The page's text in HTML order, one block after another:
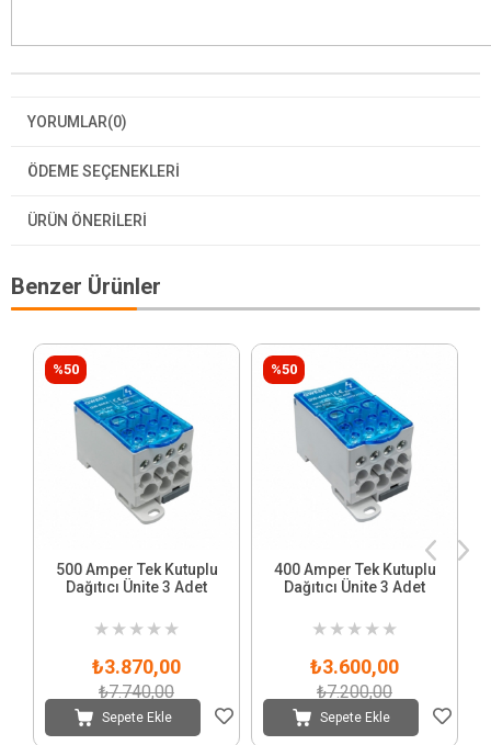
YORUMLAR(0)
ÖDEME SEÇENEKLERI
ÜRÜN ÖNERILERI
Benzer Ürünler
500 Amper Tek Kutuplu
Dağıtıcı Ünite 3 Adet
★ ★ ★ ★ ★
₺3.870,00
₺7.740,00
Sepete Ekle
%50
400 Amper Tek Kutuplu
Dağıtıcı Ünite 3 Adet
★ ★ ★ ★ ★
₺3.600,00
₺7.200,00
Sepete Ekle
%50